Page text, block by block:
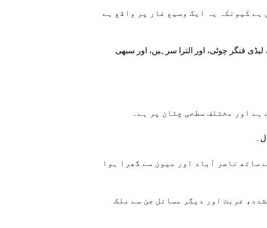
کیونکہ یہ ایک وسیع غار پر واقع ہے
لیڈی فنگر چوٹی، اور الترا سرہیں، اور سبھی
اور مختلف سطحی چٹان پر ہے۔
ساتھ ناصر آباد اور میون سے گھرا ہوا
غربت اور دیگر مسائل جن سے ملک